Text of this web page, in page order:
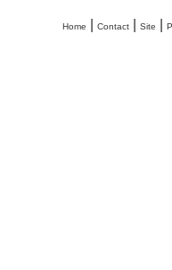
Home Contact| Site